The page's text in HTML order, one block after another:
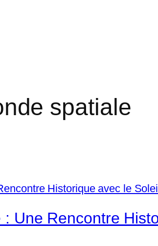
spatiale
Une Rencontre